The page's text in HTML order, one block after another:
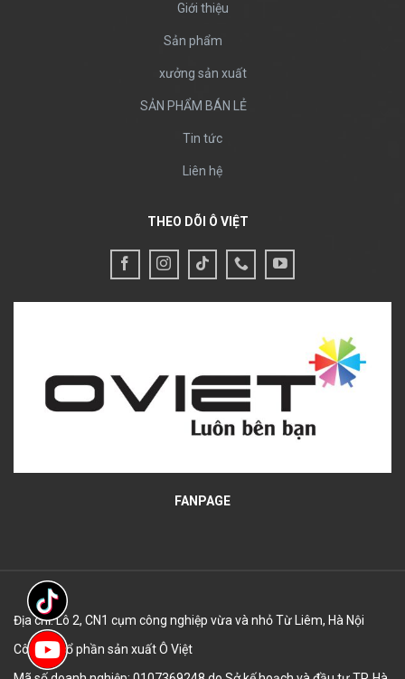
Giới thiệu
Sản phẩm
xưởng sản xuất
SẢN PHẨM BÁN LẺ
Tin tức
Liên hệ
THEO DÕI Ô VIỆT
FANPAGE
Địa chỉ: Lô 2, CN1 cụm công nghiệp vừa và nhỏ Từ Liêm, Hà Nội
Công ty cổ phần sản xuất Ô Việt